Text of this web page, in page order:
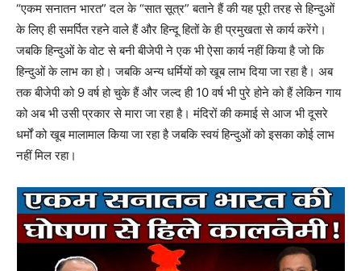
“एकम सनातन भारत” दल के “सात सूत्र” बताने हैं की यह पूरी तरह से हिन्दुओं
के लिए ही समर्पित रहने वाले हैं और हिन्दू हितों के ही प्रमुखता से कार्य करेंगे।
जबकि हिन्दुओं के वोट से बनी बीजेपी ने एक भी ऐसा कार्य नहीं किया है जो कि
हिन्दुओं के लाभ का हो। जबकि अन्य धर्मियों को खूब लाभ दिया जा रहा है। अब
तक बीजेपी को 9 वर्ष हो चुके हैं और जल्द ही 10 वर्ष भी पुरे होने को हैं लेकिन गाय
को अब भी उसी प्रकार से मारा जा रहा है। मंदिरों की कमाई से आज भी दूसरे
धर्मों को खूब मालामाल किया जा रहा है जबकि स्वयं हिन्दुओं को इसका कोई लाभ
नहीं मिल रहा।